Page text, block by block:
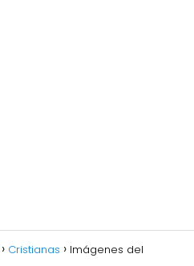
Cristianas
Imágenes del